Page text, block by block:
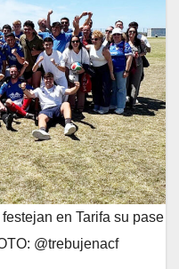
en Tarifa su pase
@trebujenacf